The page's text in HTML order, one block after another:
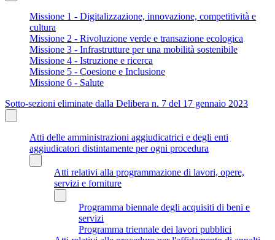
Missione 1 - Digitalizzazione, innovazione, competitività e
cultura
Missione 2 - Rivoluzione verde e transazione ecologica
Missione 3 - Infrastrutture per una mobilità sostenibile
Missione 4 - Istruzione e ricerca
Missione 5 - Coesione e Inclusione
Missione 6 - Salute
Sotto-sezioni eliminate dalla Delibera n. 7 del 17 gennaio 2023
Atti delle amministrazioni aggiudicatrici e degli enti
aggiudicatori distintamente per ogni procedura
Atti relativi alla programmazione di lavori, opere,
servizi e forniture
Programma biennale degli acquisiti di beni e
servizi
Programma triennale dei lavori pubblici